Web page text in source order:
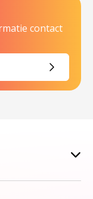
contact